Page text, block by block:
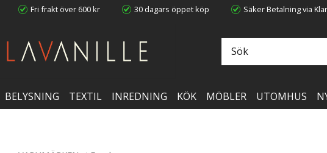
Fri frakt över 600 kr 30 dagars öppet köp Säker Betalning via
BELYSNING TEXTIL INREDNING KÖK MÖBLER UTOMHUS